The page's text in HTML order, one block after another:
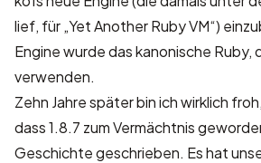
lief, für „Yet Another Ruby VM“)
Engine wurde das kanonische Ruby,
verwenden.
Zehn Jahre später bin ich wirklich
dass 1.8.7 zum Vermächtnis
Geschichte geschrieben. Es hat